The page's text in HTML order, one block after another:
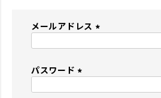
メールアドレス
パスワード